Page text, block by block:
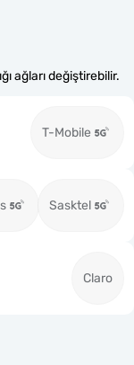
ağları değiştirebilir.
T-Mobile
Sasktel
Claro